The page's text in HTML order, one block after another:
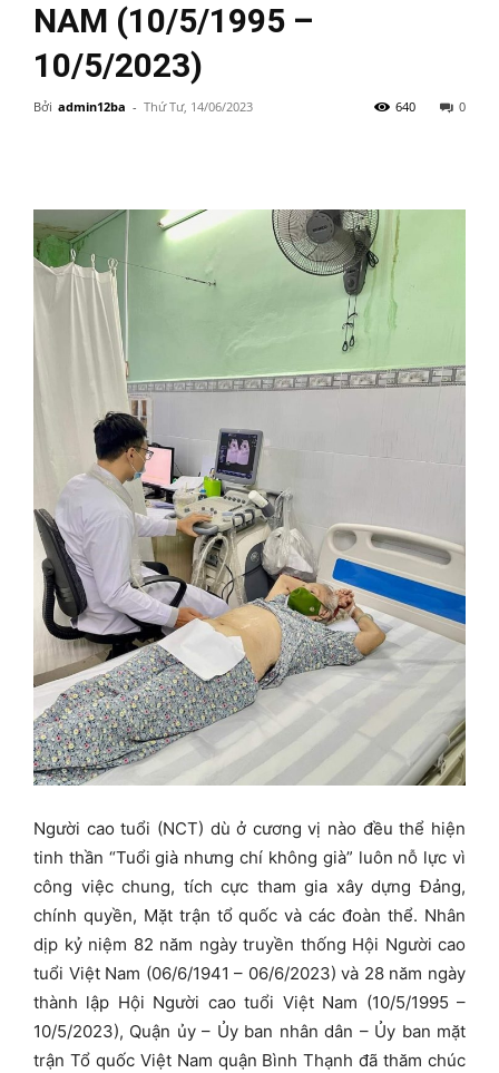
NAM (10/5/1995 –
10/5/2023)
Bởi admin12ba - Thứ Tư, 14/06/2023 0
640
Người cao tuổi (NCT) dù ở cương vị nào đều thể hiện
tinh thần “Tuổi già nhưng chí không già” luôn nỗ lực vì
công việc chung, tích cực tham gia xây dựng Đảng,
chính quyền, Mặt trận tổ quốc và các đoàn thể. Nhân
dịp kỷ niệm 82 năm ngày truyền thống Hội Người cao
tuổi Việt Nam (06/6/1941 – 06/6/2023) và 28 năm ngày
thành lập Hội Người cao tuổi Việt Nam (10/5/1995 –
10/5/2023), Quận ủy – Ủy ban nhân dân – Ủy ban mặt
trận Tổ quốc Việt Nam quận Bình Thạnh đã thăm chúc